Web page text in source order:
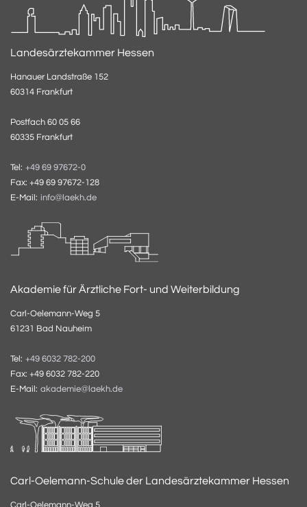
Landesärztekammer Hessen
Hanauer Landstraße 152
60314 Frankfurt
Postfach 60 05 66
60335 Frankfurt
Tel: +49 69 97672-0
Fax: +49 69 97672-128
E-Mail: info@laekh.de
Akademie für Ärztliche Fort- und Weiterbildung
Carl-Oelemann-Weg 5
61231 Bad Nauheim
Tel: +49 6032 782-200
Fax: +49 6032 782-220
E-Mail: akademie@laekh.de
Carl-Oelemann-Schule der Landesärztekammer Hessen